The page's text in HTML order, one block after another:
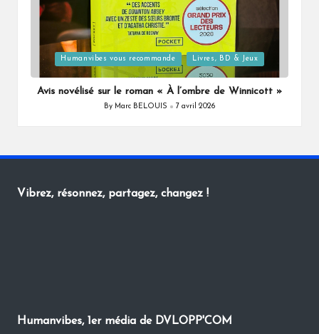
Posted
in
Humanvibes vous recommande Livres, BD & Jeux
Avis novélisé sur le roman « À l’ombre de Winnicott »
Posted
By Marc BELOUIS 7 avril 2026
Vibrez, résonnez, partagez, changez !
Humanvibes, 1er média de DVLOPP'COM